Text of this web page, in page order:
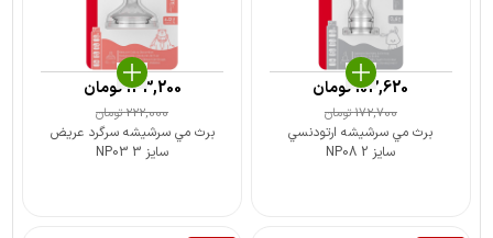
برث مي سرشيشه ارتودنسي
سايز 2 NP08
172,700تومان
103,620تومان
برث مي سرشيشه سرگرد عريض
سايز 3 NP03
222,000تومان
133,200تومان